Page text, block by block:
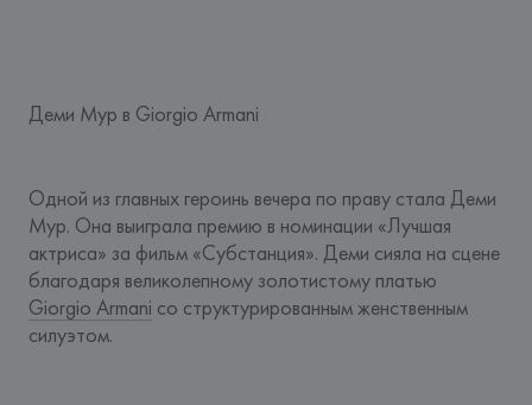
Деми Мур в Giorgio Armani
Одной из главных героинь вечера по праву стала Деми
Мур. Она выиграла премию в номинации «Лучшая
актриса» за фильм «Субстанция». Деми сияла на сцене
Giorgio Armani со структурированным женственным
силуэтом.